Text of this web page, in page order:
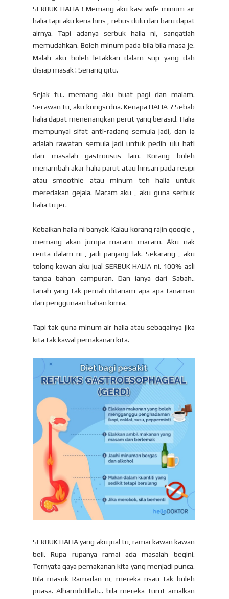
SERBUK HALIA ! Memang aku kasi wife minum air
halia tapi aku kena hiris , rebus dulu dan baru dapat
airnya. Tapi adanya serbuk halia ni, sangatlah
memudahkan. Boleh minum pada bila bila masa je.
Malah aku boleh letakkan dalam sup yang dah
disiap masak ! Senang gitu.
Sejak tu.. memang aku buat pagi dan malam.
Secawan tu, aku kongsi dua. Kenapa HALIA ? Sebab
halia dapat menenangkan perut yang berasid. Halia
mempunyai sifat anti-radang semula jadi, dan ia
adalah rawatan semula jadi untuk pedih ulu hati
dan masalah gastrousus lain. Korang boleh
menambah akar halia parut atau hirisan pada resipi
atau smoothie atau minum teh halia untuk
meredakan gejala. Macam aku , aku guna serbuk
halia tu jer.
Kebaikan halia ni banyak. Kalau korang rajin google ,
memang akan jumpa macam macam. Aku nak
cerita dalam ni , jadi panjang lak. Sekarang , aku
tolong kawan aku jual SERBUK HALIA ni. 100% asli
tanpa bahan campuran. Dan ianya dari Sabah..
tanah yang tak pernah ditanam apa apa tanaman
dan penggunaan bahan kimia.
Tapi tak guna minum air halia atau sebagainya jika
kita tak kawal pemakanan kita.
SERBUK HALIA yang aku jual tu, ramai kawan kawan
beli. Rupa rupanya ramai ada masalah begini.
Ternyata gaya pemakanan kita yang menjadi punca.
Bila masuk Ramadan ni, mereka risau tak boleh
puasa. Alhamdulillah... bila mereka turut amalkan